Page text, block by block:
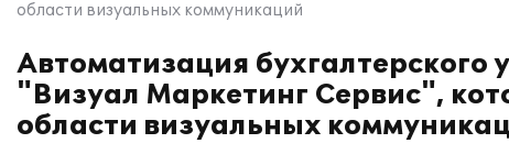
области визуальных коммуникаций
Автоматизация
"Визуал Маркетинг Сервис",
области визуальных